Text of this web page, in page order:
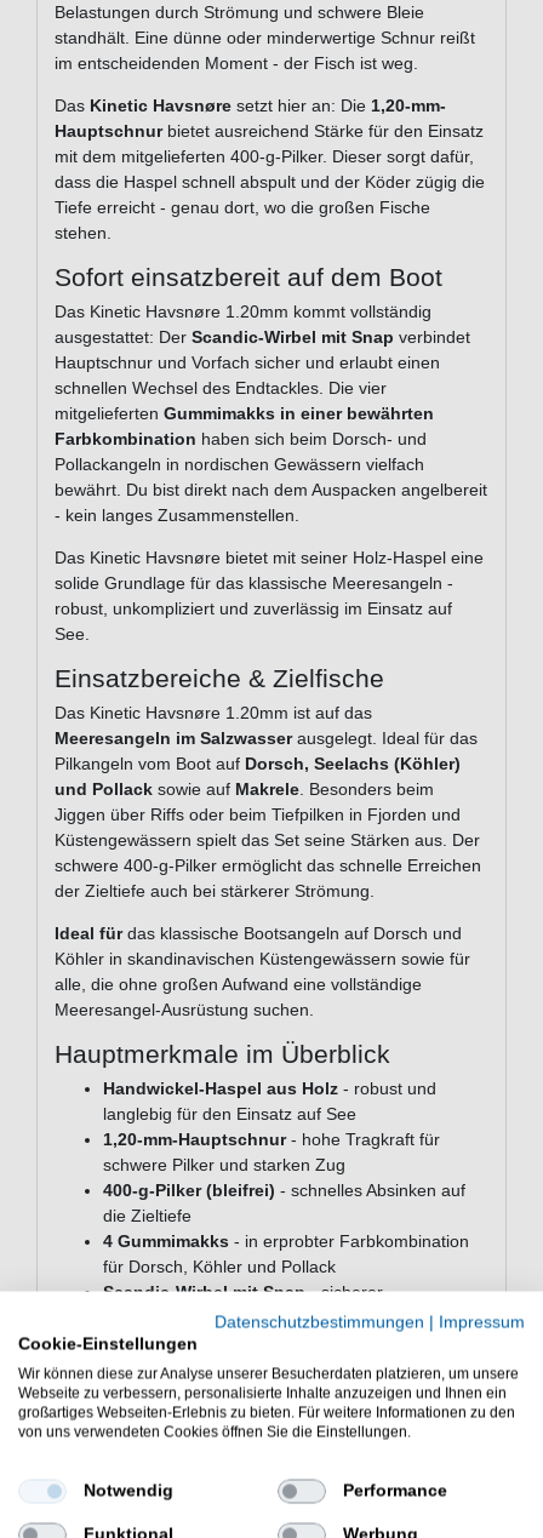
Belastungen durch Strömung und schwere Bleie
standhält. Eine dünne oder minderwertige Schnur reißt
im entscheidenden Moment - der Fisch ist weg.
Das Kinetic Havsnøre setzt hier an: Die 1,20-mm-
Hauptschnurbietet ausreichend Stärke für den Einsatz
mit dem mitgelieferten 400-g-Pilker. Dieser sorgt dafür,
dass die Haspel schnell abspult und der Köder zügig die
Tiefe erreicht - genau dort, wo die großen Fische
stehen.
Sofort einsatzbereit auf dem Boot
Das Kinetic Havsnøre 1.20mm kommt vollständig
ausgestattet: Der Scandic-Wirbel mit Snap verbindet
Hauptschnur und Vorfach sicher und erlaubt einen
schnellen Wechsel des Endtackles. Die vier
mitgelieferten Gummimakks in einer bewährten
Farbkombination haben sich beim Dorsch- und
Pollackangeln in nordischen Gewässern vielfach
bewährt. Du bist direkt nach dem Auspacken angelbereit
- kein langes Zusammenstellen.
Das Kinetic Havsnøre bietet mit seiner Holz-Haspel eine
solide Grundlage für das klassische Meeresangeln -
robust, unkompliziert und zuverlässig im Einsatz auf
See.
Einsatzbereiche & Zielfische
Das Kinetic Havsnøre 1.20mm ist auf das
Meeresangeln im Salzwasserausgelegt. Ideal für das
Pilkangeln vom Boot auf Dorsch, Seelachs (Köhler)
und Pollack sowie auf Makrele. Besonders beim
Jiggen über Riffs oder beim Tiefpilken in Fjorden und
Küstengewässern spielt das Set seine Stärken aus. Der
schwere 400-g-Pilker ermöglicht das schnelle Erreichen
der Zieltiefe auch bei stärkerer Strömung.
Ideal fürdas klassische Bootsangeln auf Dorsch und
Köhler in skandinavischen Küstengewässern sowie für
alle, die ohne großen Aufwand eine vollständige
Meeresangel-Ausrüstung suchen.
Hauptmerkmale im Überblick
Handwickel-Haspel aus Holz - robust und
langlebig für den Einsatz auf See
1,20-mm-Hauptschnur- hohe Tragkraft für
schwere Pilker und starken Zug
400-g-Pilker (bleifrei) - schnelles Absinken auf
die Zieltiefe
4 Gummimakks - in erprobter Farbkombination
für Dorsch, Köhler und Pollack
Scandic-Wirbel mit Snap- sicherer
Schnurübergang, schneller Tacklewechsel
Sofort einsatzbereit
direkt aus der Verpackung
Technische Daten
Pilkergewicht: 400 g (bleifrei)
Anzahl Makks: 4
Datenschutzbestimmungen | Impressum
Cookie-Einstellungen
Wir können diese zur Analyse unserer Besucherdaten platzieren, um unsere
Webseite zu verbessern, personalisierte Inhalte anzuzeigen und Ihnen ein
großartiges Webseiten-Erlebnis zu bieten. Für weitere Informationen zu den
von uns verwendeten Cookies öffnen Sie die Einstellungen.
Notwendig Performance
Funktional Werbung